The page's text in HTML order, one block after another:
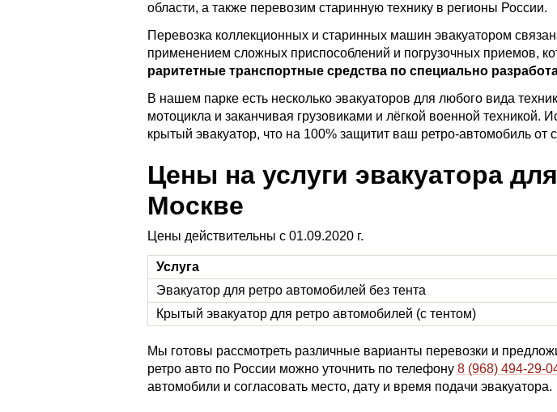
области, а также перевозим старинную технику в регионы России.
Перевозка коллекционных и старинных машин эвакуатором
применением сложных приспособлений и погрузочных приемов,
раритетные транспортные средства по специально
В нашем парке есть несколько эвакуаторов для любого вида
мотоцикла и заканчивая грузовиками и лёгкой военной техникой.
крытый эвакуатор, что на 100% защитит ваш ретро-автомобиль от
Цены на услуги эвакуатора
Москве
Цены действительны с 01.09.2020 г.
Услуга
Эвакуатор для ретро автомобилей без тента
Крытый эвакуатор для ретро автомобилей (с тентом)
Мы готовы рассмотреть различные варианты перевозки и
ретро авто по России можно уточнить по телефону 8 (968) 494-29-
автомобили и согласовать место, дату и время подачи эвакуатора.